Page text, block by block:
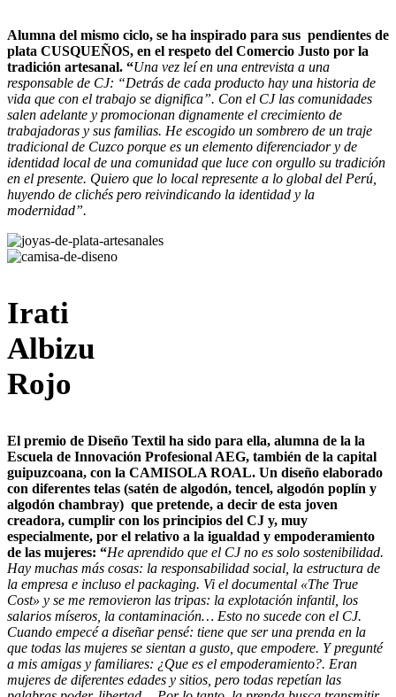
Alumna del mismo ciclo, se ha inspirado para sus pendientes de
plata CUSQUEÑOS, en el respeto del Comercio Justo por la
tradición artesanal. “Una vez leí en una entrevista a una
responsable de CJ: “Detrás de cada producto hay una historia de
vida que con el trabajo se dignifica”. Con el CJ las comunidades
salen adelante y promocionan dignamente el crecimiento de
trabajadoras y sus familias. He escogido un sombrero de un traje
tradicional de Cuzco porque es un elemento diferenciador y de
identidad local de una comunidad que luce con orgullo su tradición
en el presente. Quiero que lo local represente a lo global del Perú,
huyendo de clichés pero reivindicando la identidad y la
modernidad”.
Irati
Albizu
Rojo
El premio de Diseño Textil ha sido para ella, alumna de la la
Escuela de Innovación Profesional AEG, también de la capital
guipuzcoana, con la CAMISOLA ROAL. Un diseño elaborado
con diferentes telas (satén de algodón, tencel, algodón poplín y
algodón chambray) que pretende, a decir de esta joven
creadora, cumplir con los principios del CJ y, muy
especialmente, por el relativo a la igualdad y empoderamiento
de las mujeres: “He aprendido que el CJ no es solo sostenibilidad.
Hay muchas más cosas: la responsabilidad social, la estructura de
la empresa e incluso el packaging. Vi el documental «The True
Cost» y se me removieron las tripas: la explotación infantil, los
salarios míseros, la contaminación… Esto no sucede con el CJ.
Cuando empecé a diseñar pensé: tiene que ser una prenda en la
que todas las mujeres se sientan a gusto, que empodere. Y pregunté
a mis amigas y familiares: ¿Que es el empoderamiento?. Eran
mujeres de diferentes edades y sitios, pero todas repetían las